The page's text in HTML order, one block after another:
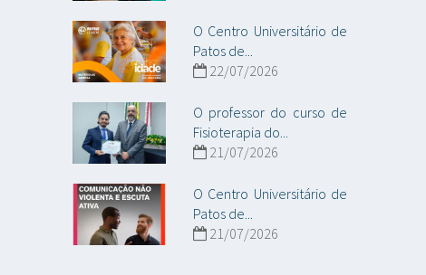
O Centro Universitário de
Patos de...
22/07/2026
O professor do curso de
Fisioterapia do...
21/07/2026
O Centro Universitário de
Patos de...
21/07/2026